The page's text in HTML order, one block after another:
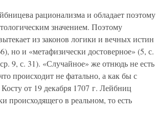
рационализма и обладает поэтому
значением. Поэтому
из законов логики и вечных истин
но и «метафизически достоверное» (5, с.
9, с. 31). «Случайное» же отнюдь не есть
происходит не фатально, а как бы с
от 19 декабря 1707 г. Лейбниц
происходящего в реальном, то есть